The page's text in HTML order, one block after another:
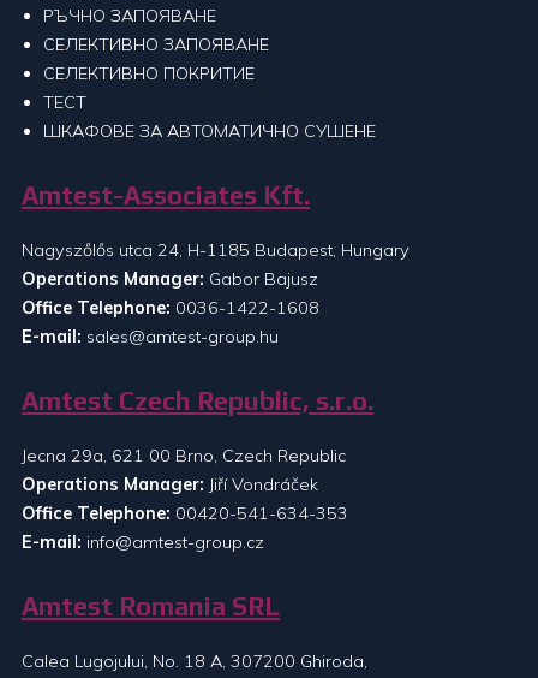
РЪЧНО ЗАПОЯВАНЕ
СЕЛЕКТИВНО ЗАПОЯВАНЕ
СЕЛЕКТИВНО ПОКРИТИЕ
ТЕСТ
ШКАФОВЕ ЗА АВТОМАТИЧНО СУШЕНЕ
Amtest-Associates Kft.
Nagyszőlős utca 24, H-1185 Budapest, Hungary
Operations Manager: Gabor Bajusz
Office Telephone: 0036-1422-1608
E-mail: sales@amtest-group.hu
Amtest Czech Republic, s.r.o.
Jecna 29a, 621 00 Brno, Czech Republic
Operations Manager: Jiří Vondráček
Office Telephone: 00420-541-634-353
E-mail: info@amtest-group.cz
Amtest Romania SRL
Calea Lugojului, No. 18 A, 307200 Ghiroda,